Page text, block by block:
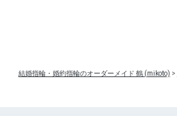
結婚指輪・婚約指輪のオーダーメイド 鶴 (mikoto) >